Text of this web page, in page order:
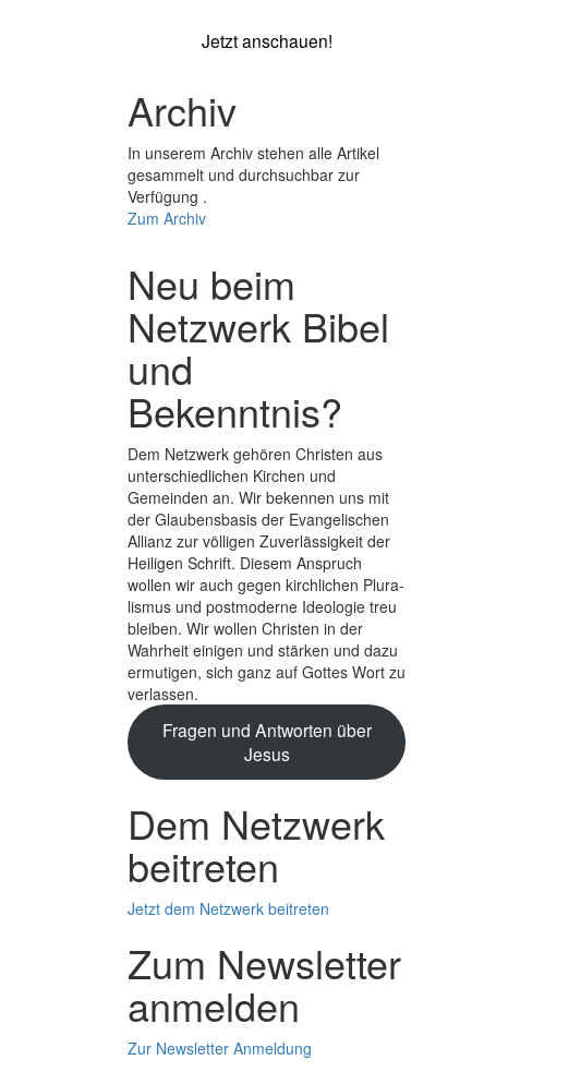
Jetzt anschauen!
Archiv
In unserem Archiv stehen alle Artikel
gesammelt und durchsuchbar zur
Verfügung .
Zum Archiv
Neu beim
Netzwerk Bibel
und
Bekenntnis?
Dem Netzwerk gehören Christen aus
unterschiedlichen Kirchen und
Gemeinden an. Wir bekennen uns mit
der Glaubens­basis der Evange­lischen
Allianz zur völligen Zuver­lässigkeit der
Heiligen Schrift. Diesem Anspruch
wollen wir auch gegen kirchlichen Plura­
lismus und post­moderne Ideologie treu
bleiben. Wir wollen Christen in der
Wahrheit einigen und stärken und dazu
ermutigen, sich ganz auf Gottes Wort zu
verlassen.
Fragen und Antworten über
Jesus
Dem Netzwerk
beitreten
Jetzt dem Netzwerk beitreten
Zum Newsletter
anmelden
Zur Newsletter Anmeldung